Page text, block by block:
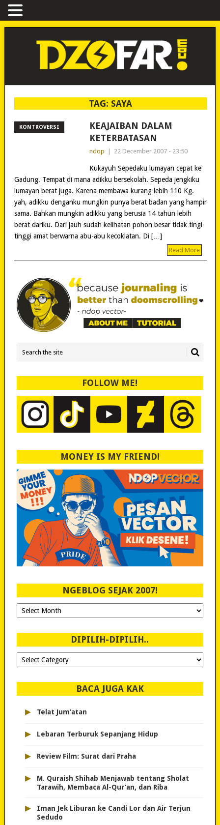
TAG: SAYA
KONTROVERSI
KEAJAIBAN DALAM
KETERBATASAN
ndop 22 December 2007 - 23:50
Kukayuh Sepedaku lumayan cepat ke
Gadung. Tempat di mana adikku bersekolah. Sepeda jengkiku
lumayan berat juga. Karena membawa kurang lebih 110 Kg.
yah, adikku denganku mungkin punya berat badan yang hampir
sama. Bahkan mungkin adikku yang berusia 14 tahun lebih
berat dariku. Dari jauh sudah kelihatan pohon besar tidak tingi-
tinggi amat berwarna abu-abu kecoklatan. Di […]
Read More
FOLLOW ME!
MONEY IS MY FRIEND!
NGEBLOG SEJAK 2007!
Ngeblog
Sejak
DIPILIH-DIPILIH..
Dipilih-
dipilih..
BACA JUGA KAK
▸ Telat Jum’atan
▸ Lebaran Terburuk Sepanjang Hidup
▸ Review Film: Surat dari Praha
▸
M. Quraish Shihab Menjawab tentang Sholat
Tarawih, Membaca Al-Qur’an, dan Riba
▸
Iman Jek Liburan ke Candi Lor dan Air Terjun
Sedudo